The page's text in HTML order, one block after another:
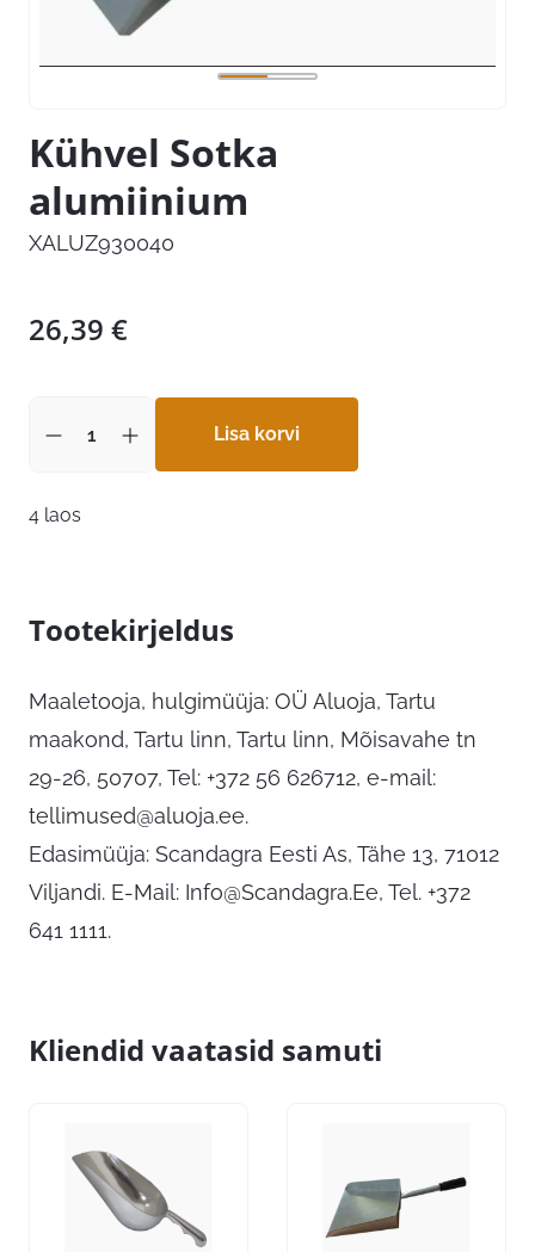
Kühvel Sotka
alumiinium
XALUZ930040
26,39 €
Lisa korvi
4 laos
Tootekirjeldus
Maaletooja, hulgimüüja: OÜ Aluoja, Tartu
maakond, Tartu linn, Tartu linn, Mõisavahe tn
29-26, 50707, Tel: +372 56 626712, e-mail:
tellimused@aluoja.ee.
Edasimüüja: Scandagra Eesti As, Tähe 13, 71012
Viljandi. E-Mail: Info@Scandagra.Ee, Tel. +372
641 1111.
Kliendid vaatasid samuti